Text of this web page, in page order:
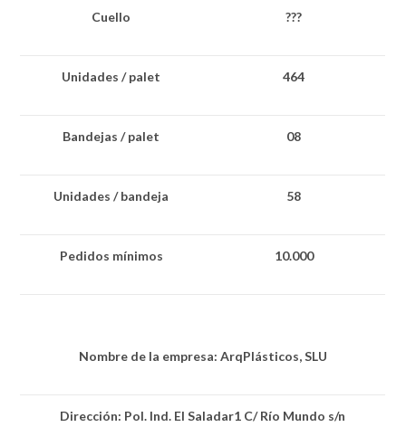
Cuello ???
Unidades / palet 464
Bandejas / palet 08
Unidades / bandeja 58
Pedidos mínimos 10.000
Nombre de la empresa: ArqPlásticos, SLU
Dirección: Pol. Ind. El Saladar1 C/ Río Mundo s/n